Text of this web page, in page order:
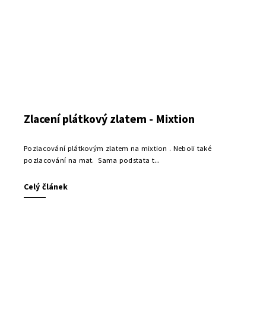
Zlacení plátkový zlatem - Mixtion
Pozlacování plátkovým zlatem na mixtion . Neboli také
pozlacování na mat. Sama podstata t...
Celý článek